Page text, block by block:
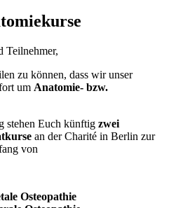
Teilnehmer,
zu können, dass wir unser
um Anatomie- bzw.
stehen Euch künftig zwei
an der Charité in Berlin zur
von
Osteopathie